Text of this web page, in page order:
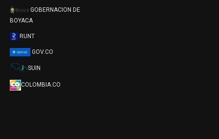
GOBERNACION DE
BOYACA
RUNT
GOV.CO
SUIN
COLOMBIA.CO